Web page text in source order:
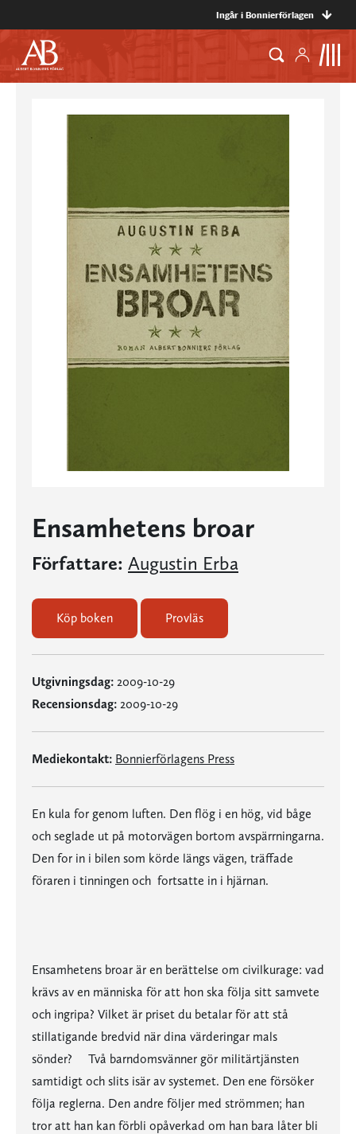
Ingår i Bonnierförlagen
Ensamhetens broar
Författare: Augustin Erba
Köp boken Provläs
Utgivningsdag: 2009-10-29
Recensionsdag: 2009-10-29
Mediekontakt: Bonnierförlagens Press
En kula for genom luften. Den flög i en hög, vid båge
och seglade ut på motorvägen bortom avspärrningarna.
Den for in i bilen som körde längs vägen, träffade
föraren i tinningen och fortsatte in i hjärnan.
Ensamhetens broar är en berättelse om civilkurage: vad
krävs av en människa för att hon ska följa sitt samvete
och ingripa? Vilket är priset du betalar för att stå
stillatigande bredvid när dina värderingar mals
sönder? Två barndomsvänner gör militärtjänsten
samtidigt och slits isär av systemet. Den ene försöker
följa reglerna. Den andre följer med strömmen; han
tror att han kan förbli opåverkad om han bara låter bli